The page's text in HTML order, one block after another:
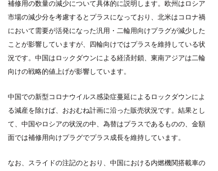
補修用の数量の減少について具体的に説明します。欧州はロシア
市場の減少分を考慮するとプラスになっており、北米はコロナ禍
において需要が活発になった汎用・二輪用向けプラグが減少した
ことが影響していますが、四輪向けではプラスを維持している状
況です。中国はロックダウンによる経済封鎖、東南アジアは二輪
向けの戦略的値上げが影響しています。
中国での新型コロナウイルス感染症蔓延によるロックダウンによ
る減産を除けば、おおむね計画に沿った販売状況です。結果とし
て、中国やロシアの状況の中、為替はプラスであるものの、金額
面では補修用向けプラグでプラス成長を維持しています。
なお、スライドの注記のとおり、中国における内燃機関搭載車の